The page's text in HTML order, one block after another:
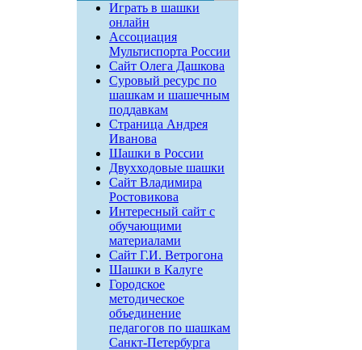
Играть в шашки
онлайн
Ассоциация
Мультиспорта России
Сайт Олега Дашкова
Суровый ресурс по
шашкам и шашечным
поддавкам
Страница Андрея
Иванова
Шашки в России
Двухходовые шашки
Сайт Владимира
Ростовикова
Интересный сайт с
обучающими
материалами
Сайт Г.И. Ветрогона
Шашки в Калуге
Городское
методическое
объединение
педагогов по шашкам
Санкт-Петербурга